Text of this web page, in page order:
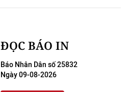
ĐỌC BÁO IN
Báo Nhân Dân số 25832
Ngày 09-08-2026